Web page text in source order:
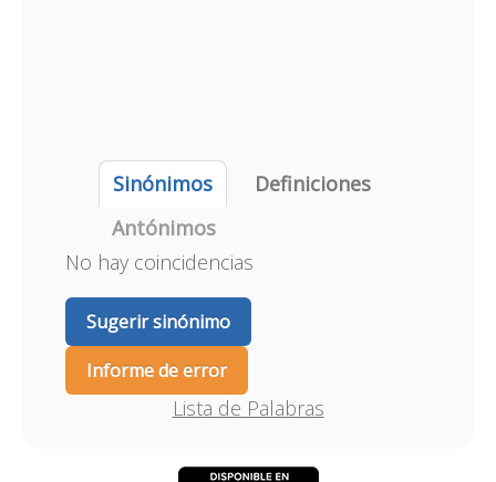
Sinónimos
Definiciones
Antónimos
No hay coincidencias
Sugerir sinónimo
Informe de error
Lista de Palabras